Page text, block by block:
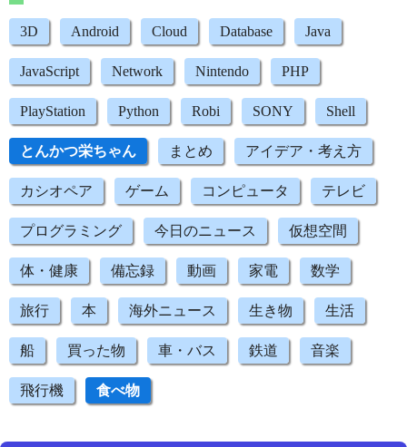
3D Android Cloud Database Java
JavaScript Network Nintendo PHP
PlayStation Python Robi SONY Shell
とんかつ栄ちゃん まとめ アイデア・考え方
カシオペア ゲーム コンピュータ テレビ
プログラミング 今日のニュース 仮想空間
体・健康 備忘録 動画 家電 数学
旅行 本 海外ニュース 生き物 生活
船 買った物 車・バス 鉄道 音楽
飛行機 食べ物